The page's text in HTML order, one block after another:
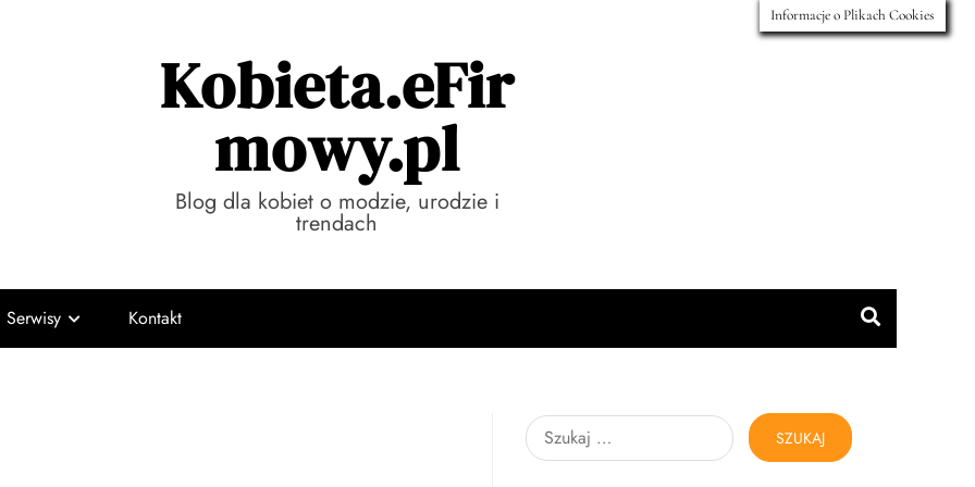
Kobieta.eFir
mowy.pl
Blog dla kobiet o modzie, urodzie i
trendach
Serwisy Kontakt
Szukaj:
Informacje o Plikach Cookies